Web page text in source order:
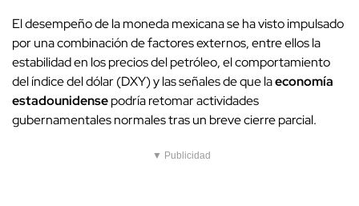
El desempeño de la moneda mexicana se ha visto impulsado
por una combinación de factores externos, entre ellos la
estabilidad en los precios del petróleo, el comportamiento
del índice del dólar (DXY) y las señales de que laeconomía
estadounidensepodría retomar actividades
gubernamentales normales tras un breve cierre parcial.
▼ Publicidad